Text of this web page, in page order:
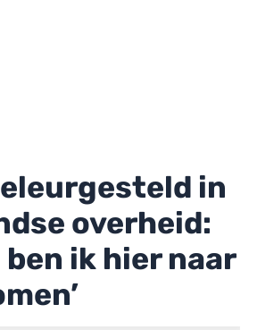
in
overheid:
ben ik hier naar